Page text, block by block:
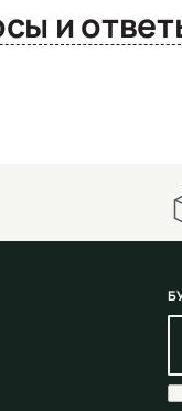
Вопросы и